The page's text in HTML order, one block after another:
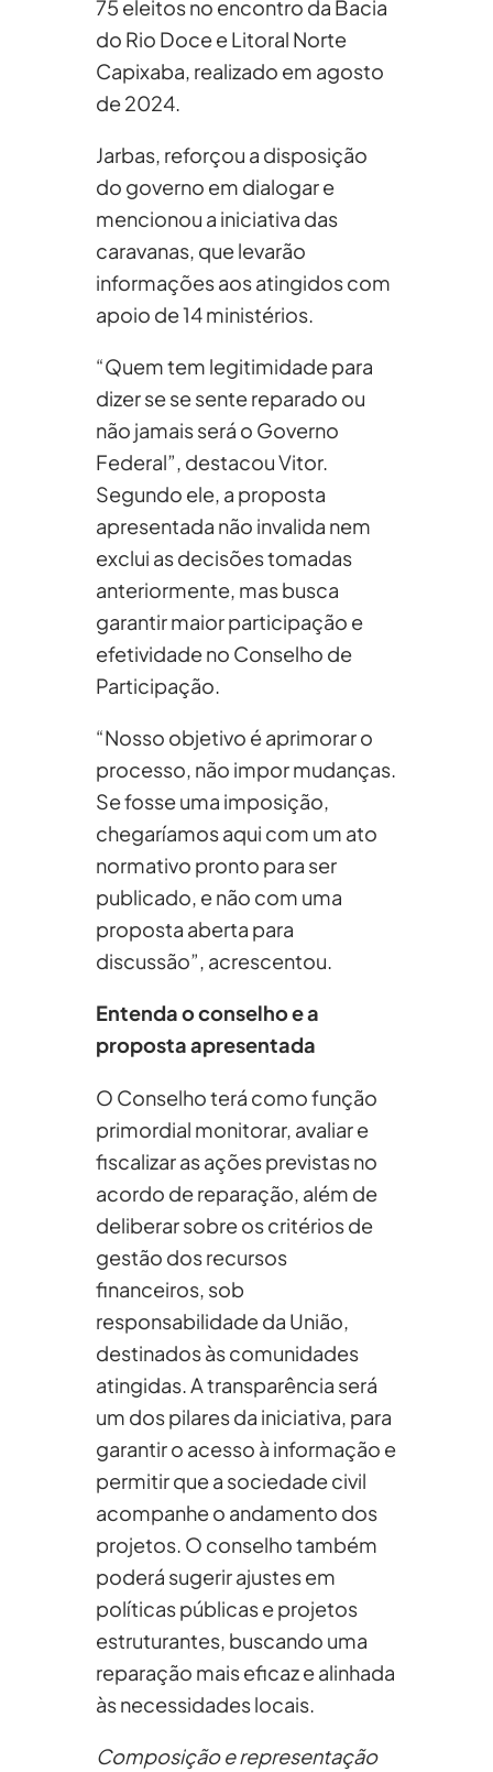
75 eleitos no encontro da Bacia
do Rio Doce e Litoral Norte
Capixaba, realizado em agosto
de 2024.
Jarbas, reforçou a disposição
do governo em dialogar e
mencionou a iniciativa das
caravanas, que levarão
informações aos atingidos com
apoio de 14 ministérios.
“Quem tem legitimidade para
dizer se se sente reparado ou
não jamais será o Governo
Federal”, destacou Vitor.
Segundo ele, a proposta
apresentada não invalida nem
exclui as decisões tomadas
anteriormente, mas busca
garantir maior participação e
efetividade no Conselho de
Participação.
“Nosso objetivo é aprimorar o
processo, não impor mudanças.
Se fosse uma imposição,
chegaríamos aqui com um ato
normativo pronto para ser
publicado, e não com uma
proposta aberta para
discussão”, acrescentou.
Entenda o conselho e a
proposta apresentada
O Conselho terá como função
primordial monitorar, avaliar e
fiscalizar as ações previstas no
acordo de reparação, além de
deliberar sobre os critérios de
gestão dos recursos
financeiros, sob
responsabilidade da União,
destinados às comunidades
atingidas. A transparência será
um dos pilares da iniciativa, para
garantir o acesso à informação e
permitir que a sociedade civil
acompanhe o andamento dos
projetos. O conselho também
poderá sugerir ajustes em
políticas públicas e projetos
estruturantes, buscando uma
reparação mais eficaz e alinhada
às necessidades locais.
Composição e representação